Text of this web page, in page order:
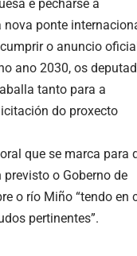
e pecharse a
ponte
o anuncio
ano 2030, os
tanto para a
do proxecto
que se marca para
o Goberno de
o río Miño “tendo en
pertinentes”.